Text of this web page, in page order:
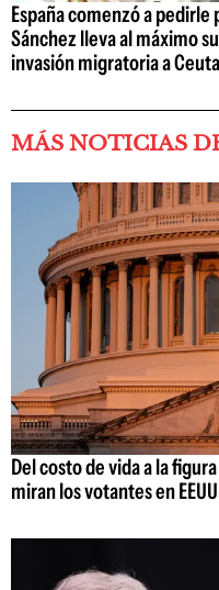
España comenzó a
Sánchez lleva al máximo
invasión migratoria a Ceuta
MÁS NOTICIAS
Del costo de vida a la
miran los votantes en